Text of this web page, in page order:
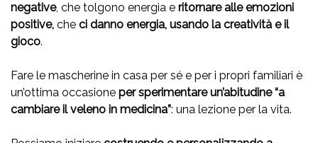
negative, che tolgono energia e ritornare alle emozioni
positive, che ci danno energia, usando la creatività e il
gioco.
Fare le mascherine in casa per sé e per i propri familiari è
un’ottima occasione per sperimentare un’abitudine “a
cambiare il veleno in medicina”: una lezione per la vita.